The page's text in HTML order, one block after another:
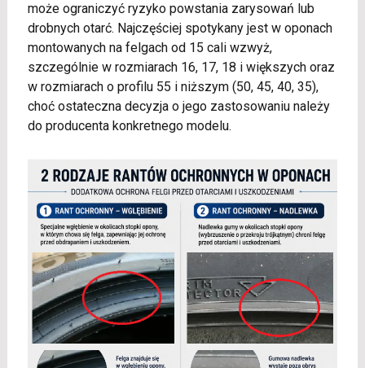
może ograniczyć ryzyko powstania zarysowań lub
drobnych otarć. Najczęściej spotykany jest w oponach
montowanych na felgach od 15 cali wzwyż,
szczególnie w rozmiarach 16, 17, 18 i większych oraz
w rozmiarach o profilu 55 i niższym (50, 45, 40, 35),
choć ostateczna decyzja o jego zastosowaniu należy
do producenta konkretnego modelu.